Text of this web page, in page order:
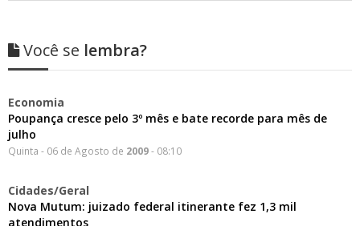
Você se lembra?
Economia
Poupança cresce pelo 3º mês e bate recorde para mês de
julho
Quinta - 06 de Agosto de 2009- 08:10
Cidades/Geral
Nova Mutum: juizado federal itinerante fez 1,3 mil
atendimentos